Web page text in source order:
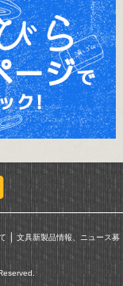
｜ 文具新製品情報、ニュース募